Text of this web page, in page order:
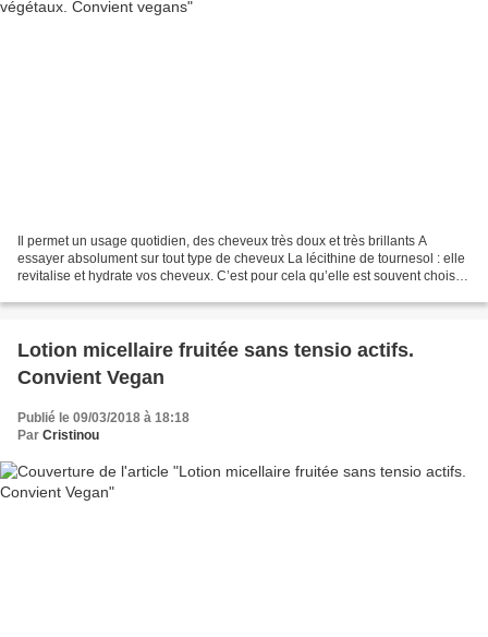
Il permet un usage quotidien, des cheveux très doux et très brillants A
essayer absolument sur tout type de cheveux La lécithine de tournesol : elle
revitalise et hydrate vos cheveux. C’est pour cela qu’elle est souvent choisie
Lotion micellaire fruitée sans tensio actifs.
Convient Vegan
Publié le 09/03/2018 à 18:18
Par Cristinou